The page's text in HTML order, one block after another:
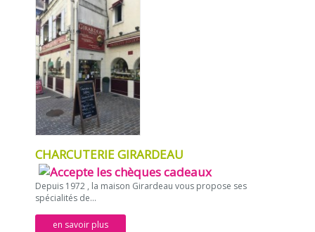
CHARCUTERIE GIRARDEAU
Depuis 1972 , la maison Girardeau vous propose ses
spécialités de...
en savoir plus